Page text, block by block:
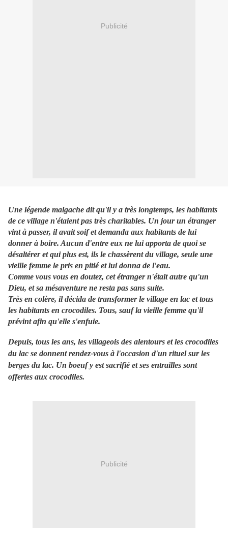
Publicité
Une légende malgache dit qu'il y a très longtemps, les habitants
de ce village n'étaient pas très charitables. Un jour un étranger
vint à passer, il avait soif et demanda aux habitants de lui
donner à boire. Aucun d'entre eux ne lui apporta de quoi se
désaltérer et qui plus est, ils le chassèrent du village, seule une
vieille femme le pris en pitié et lui donna de l'eau.
Comme vous vous en doutez, cet étranger n'était autre qu'un
Dieu, et sa mésaventure ne resta pas sans suite.
Très en colère, il décida de transformer le village en lac et tous
les habitants en crocodiles. Tous, sauf la vieille femme qu'il
prévint afin qu'elle s'enfuie.
Depuis, tous les ans, les villageois des alentours et les crocodiles
du lac se donnent rendez-vous à l'occasion d'un rituel sur les
berges du lac. Un boeuf y est sacrifié et ses entrailles sont
offertes aux crocodiles.
Publicité